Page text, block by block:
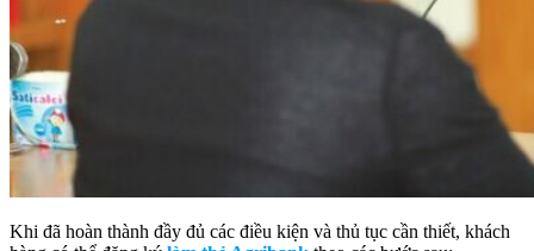
Khi đã hoàn thành đầy đủ các điều kiện và thủ tục cần thiết, khách